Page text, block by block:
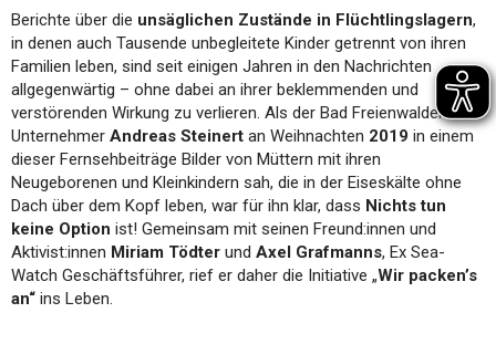
Berichte über die unsäglichen Zustände in Flüchtlingslagern,
in denen auch Tausende unbegleitete Kinder getrennt von ihren
Familien leben, sind seit einigen Jahren in den Nachrichten
allgegenwärtig – ohne dabei an ihrer beklemmenden und
verstörenden Wirkung zu verlieren. Als der Bad Freienwalder
Unternehmer Andreas Steinert an Weihnachten 2019 in einem
dieser Fernsehbeiträge Bilder von Müttern mit ihren
Neugeborenen und Kleinkindern sah, die in der Eiseskälte ohne
Dach über dem Kopf leben, war für ihn klar, dass Nichts tun
keine Option ist! Gemeinsam mit seinen Freund:innen und
Aktivist:innen Miriam Tödter und Axel Grafmanns, Ex Sea-
Watch Geschäftsführer, rief er daher die Initiative „Wir packen’s
an“ ins Leben.